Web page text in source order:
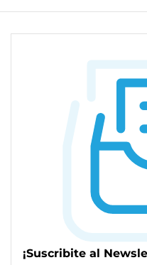
¡Suscribite al